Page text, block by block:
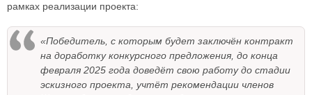
рамках реализации проекта:
«Победитель, с которым будет заключён контракт
на доработку конкурсного предложения, до конца
февраля 2025 года доведёт свою работу до стадии
эскизного проекта, учтёт рекомендации членов